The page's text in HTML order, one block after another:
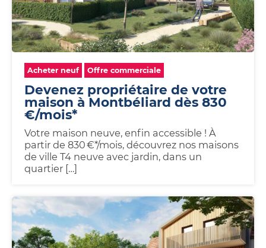
Acheter neuf Offre commerciale
Devenez propriétaire de votre
maison à Montbéliard dès 830
€/mois*
Votre maison neuve, enfin accessible ! À
partir de 830 €*/mois, découvrez nos maisons
de ville T4 neuve avec jardin, dans un
quartier […]